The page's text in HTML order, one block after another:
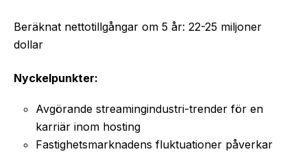
Beräknat nettotillgångar om 5 år: 22-25 miljoner
dollar
Nyckelpunkter:
Avgörande streamingindustri-trender för en
karriär inom hosting
Fastighetsmarknadens fluktuationer påverkar